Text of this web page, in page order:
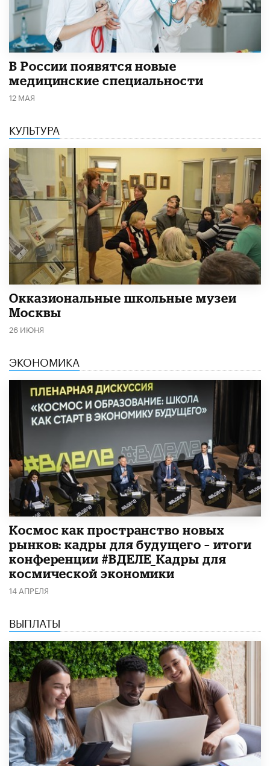
В России появятся новые
медицинские специальности
12 МАЯ
КУЛЬТУРА
​Окказиональные школьные музеи
Москвы
26 ИЮНЯ
ЭКОНОМИКА
Космос как пространство новых
рынков: кадры для будущего – итоги
конференции #ВДЕЛЕ_Кадры для
космической экономики
14 АПРЕЛЯ
ВЫПЛАТЫ